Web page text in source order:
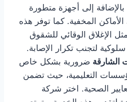
بالإضافة إلى أجهزة متطورة
المخفية. كما توفر هذه
الإغلاق الوقائي للشقوق
لتجنب تكرار الإصابة.
الشارقة ضرورية بشكل خاص
التعليمية، حيث تضمن
الصحية. اختر شركة